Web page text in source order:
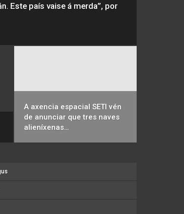
Este país vaise á merda”, por
A axencia espacial SETI vén
de anunciar que tres naves
alieníxenas…